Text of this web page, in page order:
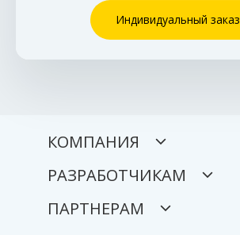
Индивидуальный заказ
КОМПАНИЯ
РАЗРАБОТЧИКАМ
ПАРТНЕРАМ